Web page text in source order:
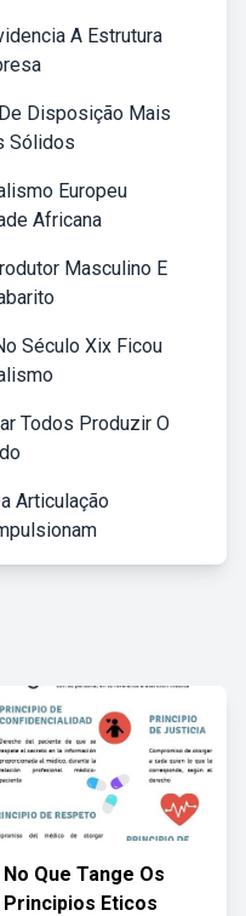
A Estrutura
Disposição Mais
Sólidos
Europeu
Africana
Masculino E
Século Xix Ficou
Todos Produzir O
Articulação
No Que Tange Os
Principios Eticos